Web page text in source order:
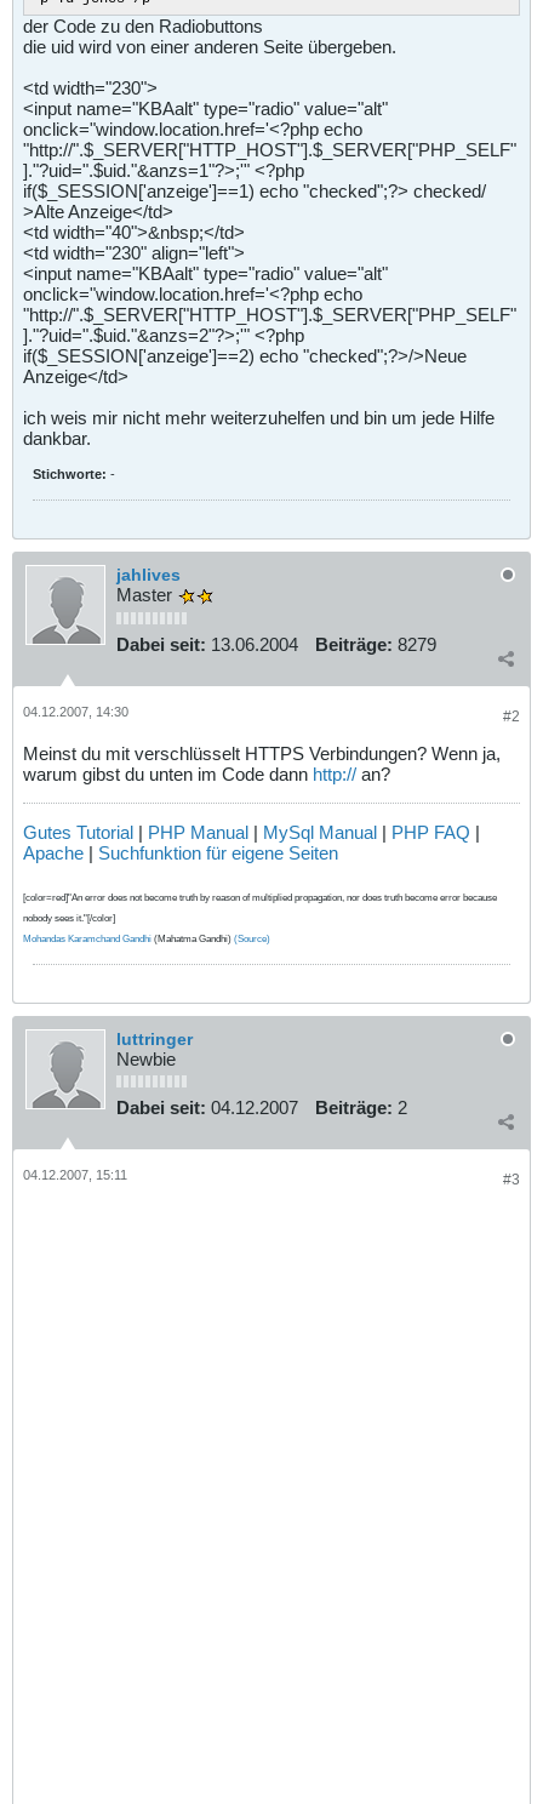
der Code zu den Radiobuttons
die uid wird von einer anderen Seite übergeben.
<td width="230">
<input name="KBAalt" type="radio" value="alt"
onclick="window.location.href='<?php echo
"http://".$_SERVER["HTTP_HOST"].$_SERVER["PHP_SELF"
]."?uid=".$uid."&anzs=1"?>;'" <?php
if($_SESSION['anzeige']==1) echo "checked";?> checked/
>Alte Anzeige</td>
<td width="40">&nbsp;</td>
<td width="230" align="left">
<input name="KBAalt" type="radio" value="alt"
onclick="window.location.href='<?php echo
"http://".$_SERVER["HTTP_HOST"].$_SERVER["PHP_SELF"
]."?uid=".$uid."&anzs=2"?>;'" <?php
if($_SESSION['anzeige']==2) echo "checked";?>/>Neue
Anzeige</td>
ich weis mir nicht mehr weiterzuhelfen und bin um jede Hilfe
dankbar.
Stichworte: -
jahlives
Master
Dabei seit: 13.06.2004 Beiträge: 8279
#2
04.12.2007, 14:30
Meinst du mit verschlüsselt HTTPS Verbindungen? Wenn ja,
warum gibst du unten im Code dann http:// an?
Gutes Tutorial | PHP Manual | MySql Manual | PHP FAQ |
Apache | Suchfunktion für eigene Seiten
[color=red]"An error does not become truth by reason of multiplied propagation, nor does truth become error because
nobody sees it."[/color]
Mohandas Karamchand Gandhi (Mahatma Gandhi) (Source)
luttringer
Newbie
Dabei seit: 04.12.2007 Beiträge: 2
#3
04.12.2007, 15:11